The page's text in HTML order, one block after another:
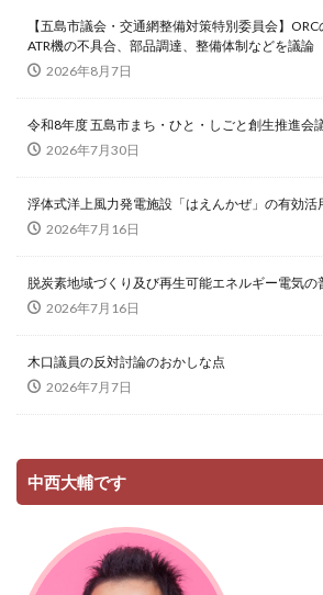
【五島市議会・交通網整備対策特別委員会】
ATR機の不具合、部品調達、整備体制などを議論
2026年8月7日
令和8年度 五島市まち・ひと・しごと創生推進会
2026年7月30日
浮体式洋上風力発電施設「はえんかぜ」の有効活
2026年7月16日
脱炭素地域づくり及び再生可能エネルギー電気の
2026年7月16日
木口議員の反対討論のおかしな点
2026年7月7日
中西大輔です